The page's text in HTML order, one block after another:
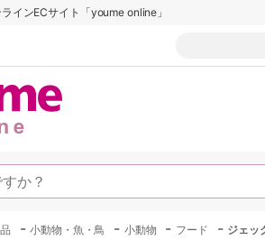
インECサイト「youme online」
-小動物・魚・鳥 - 小動物 - フード - ジェ